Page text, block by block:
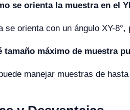
se orienta la muestra en el
se orienta con un ángulo XY-
tamaño máximo de muestra
manejar muestras de